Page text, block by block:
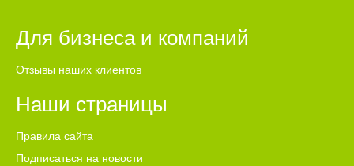
Для бизнеса и компаний
Отзывы наших клиентов
Наши страницы
Правила сайта
Подписаться на новости